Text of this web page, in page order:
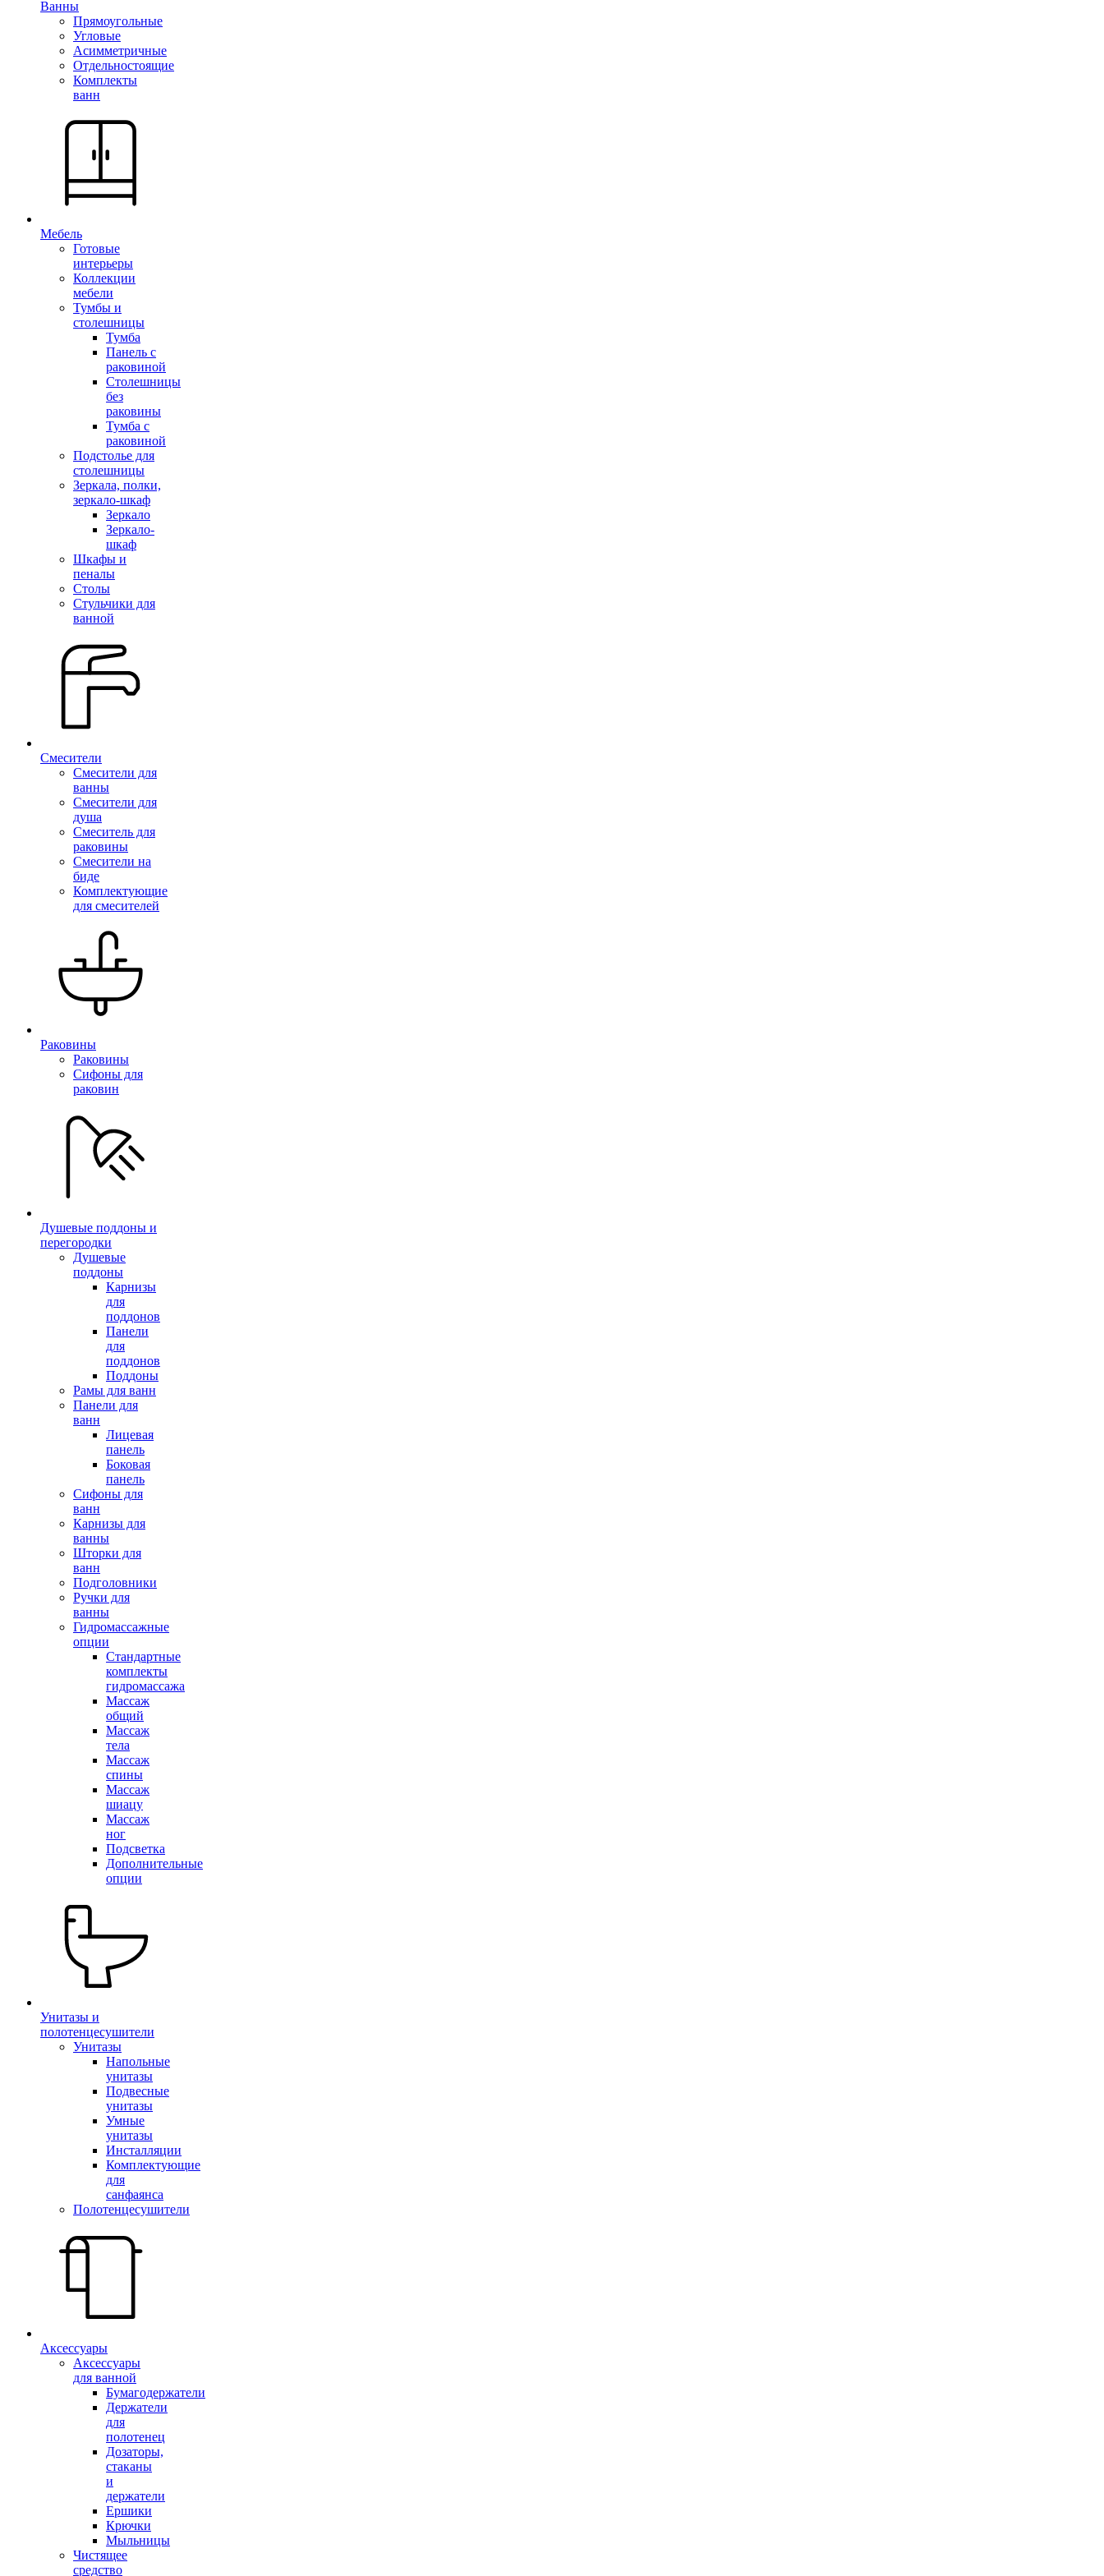
Ванны
Прямоугольные
Угловые
Асимметричные
Отдельностоящие
Комплекты
ванн
Мебель
Готовые
интерьеры
Коллекции
мебели
Тумбы и
столешницы
Тумба
Панель с
раковиной
Столешницы
без
раковины
Тумба с
раковиной
Подстолье для
столешницы
Зеркала, полки,
зеркало-шкаф
Зеркало
Зеркало-
шкаф
Шкафы и
пеналы
Столы
Стульчики для
ванной
Смесители
Смесители для
ванны
Смесители для
душа
Смеситель для
раковины
Смесители на
биде
Комплектующие
для смесителей
Раковины
Раковины
Сифоны для
раковин
Душевые поддоны и
перегородки
Душевые
поддоны
Карнизы
для
поддонов
Панели
для
поддонов
Поддоны
Рамы для ванн
Панели для
ванн
Лицевая
панель
Боковая
панель
Сифоны для
ванн
Карнизы для
ванны
Шторки для
ванн
Подголовники
Ручки для
ванны
Гидромассажные
опции
Стандартные
комплекты
гидромассажа
Массаж
общий
Массаж
тела
Массаж
спины
Массаж
шиацу
Массаж
ног
Подсветка
Дополнительные
опции
Унитазы и
полотенцесушители
Унитазы
Напольные
унитазы
Подвесные
унитазы
Умные
унитазы
Инсталляции
Комплектующие
для
санфаянса
Полотенцесушители
Аксессуары
Аксессуары
для ванной
Бумагодержатели
Держатели
для
полотенец
Дозаторы,
стаканы
и
держатели
Ершики
Крючки
Мыльницы
Чистящее
средство